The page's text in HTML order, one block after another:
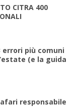
CITRA 400
errori più comuni
(e la guida
responsabile